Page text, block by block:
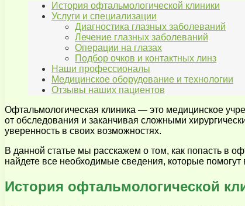
История офтальмологической клиники
Услуги и специализации
Диагностика глазных заболеваний
Лечение глазных заболеваний
Операции на глазах
Подбор очков и контактных линз
Наши профессионалы
Медицинское оборудование и технологии
Отзывы наших пациентов
Офтальмологическая клиника — это медицинское
от обследования и заканчивая сложными
уверенность в своих возможностях.
В данной статье мы расскажем о том, как попасть в
найдете все необходимые сведения, которые
История офтальмологической